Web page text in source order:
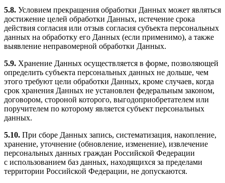
5.8. Условием прекращения обработки Данных может являться
достижение целей обработки Данных, истечение срока
действия согласия или отзыв согласия субъекта персональных
данных на обработку его Данных (если применимо), а также
выявление неправомерной обработки Данных.
5.9. Хранение Данных осуществляется в форме, позволяющей
определить субъекта персональных данных не дольше, чем
этого требуют цели обработки Данных, кроме случаев, когда
срок хранения Данных не установлен федеральным законом,
договором, стороной которого, выгодоприобретателем или
поручителем по которому является субъект персональных
данных.
5.10. При сборе Данных запись, систематизация, накопление,
хранение, уточнение (обновление, изменение), извлечение
персональных данных граждан Российской Федерации
с использованием баз данных, находящихся за пределами
территории Российской Федерации, не допускаются.